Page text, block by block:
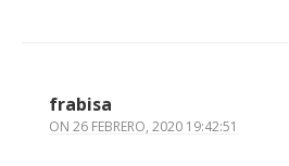
frabisa
ON 26 FEBRERO, 2020 19:42:51